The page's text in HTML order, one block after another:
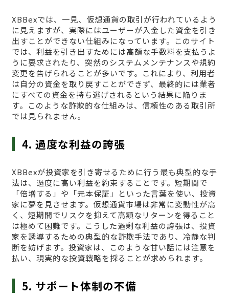
XBBexでは、一見、仮想通貨の取引が行われているよう
に見えますが、実際にはユーザーが入金した資金を引き
出すことができない仕組みになっています。このサイト
では、利益を引き出すためには高額な手数料を支払うよ
うに要求されたり、突然のシステムメンテナンスや規約
変更を告げられることが多いです。これにより、利用者
は自分の資金を取り戻すことができず、最終的には業者
にすべての資金を持ち逃げされるという結果に陥りま
す。このような詐欺的な仕組みは、信頼性のある取引所
では見られません。
4. 過度な利益の誇張
XBBexが投資家を引き寄せるために行う最も典型的な手
法は、過度に高い利益を約束することです。短期間で
「倍増する」や「元本保証」といった言葉を使い、投資
家に夢を見させます。仮想通貨市場は非常に変動性が高
く、短期間でリスクを抑えて高額なリターンを得ること
は極めて困難です。こうした過剰な利益の誇張は、投資
家を誘導するための典型的な詐欺手法であり、冷静な判
断を妨げます。投資家は、このような甘い話には注意を
払い、現実的な投資戦略を採ることが求められます。
5. サポート体制の不備